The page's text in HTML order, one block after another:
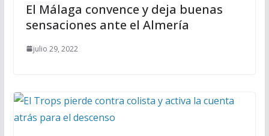
El Málaga convence y deja buenas
sensaciones ante el Almería
julio 29, 2022